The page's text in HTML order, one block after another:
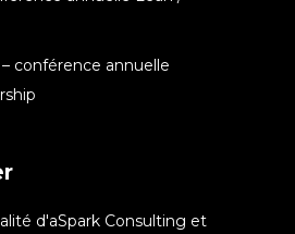
– conférence annuelle
d'aSpark Consulting et